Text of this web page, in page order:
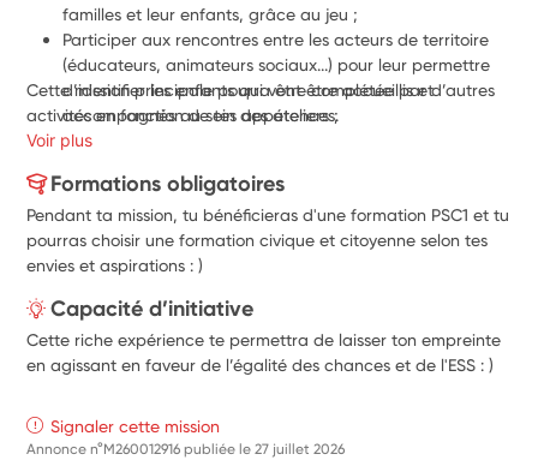
familles et leur enfants, grâce au jeu ;
Participer aux rencontres entre les acteurs de territoire
(éducateurs, animateurs sociaux...) pour leur permettre
d’identifier les enfants qui vont être accueillis et
accompagnés au sein des ateliers ;
Venir ponctuellement en soutien aux familles dans les
Comprendre les besoins des familles pour l'accueil
personnalisé de leur enfant.
Cette mission principale pourra être complétée par d’autres
activités en fonction de tes appétences.
Voir plus
Formations obligatoires
Pendant ta mission, tu bénéficieras d'une formation PSC1 et tu
pourras choisir une formation civique et citoyenne selon tes
envies et aspirations : )
Capacité d’initiative
Cette riche expérience te permettra de laisser ton empreinte
en agissant en faveur de l’égalité des chances et de l'ESS : )
Signaler cette mission
Annonce n°M260012916 publiée le27 juillet 2026